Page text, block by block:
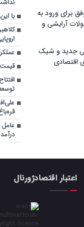
برای ورود به
آرایشی و
جدید و شیک
اقتصادی
با این
قیمت
درآمد
اعتبار اقتصادژورنال